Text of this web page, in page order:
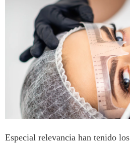
Especial relevancia han tenido los